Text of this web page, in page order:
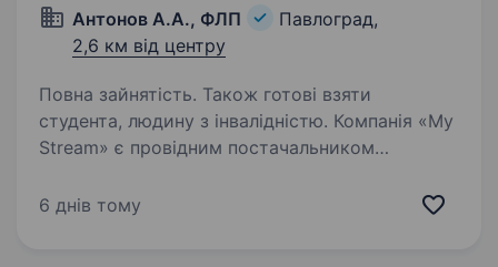
Антонов А.А., ФЛП
Павлоград,
2,6 км від центру
Повна зайнятість. Також готові взяти
студента, людину з інвалідністю. Компанія «My
Stream» є провідним постачальником
Ми спеціалізуємося на продажу якісних
6 днів тому